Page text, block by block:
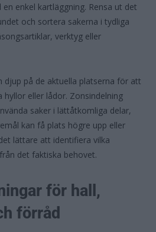
enkel kartläggning. Rensa ut det
och sortera sakerna i tydliga
verktyg eller
djup på de aktuella platserna för att
eller lådor. Zonsindelning
saker i lättåtkomliga delar,
kan få plats högre upp eller
lättare att identifiera vilka
det faktiska behovet.
för hall,
förråd